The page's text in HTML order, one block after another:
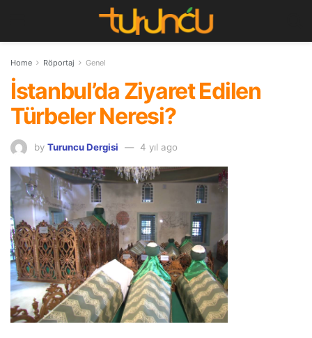
Home Röportaj Genel
İstanbul’da Ziyaret Edilen
Türbeler Neresi?
by Turuncu Dergisi 4 yıl ago